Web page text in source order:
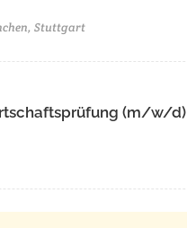
Stuttgart
(m/w/d)